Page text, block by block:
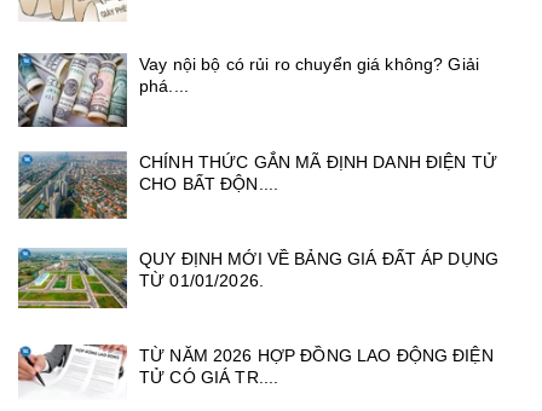
Vay nội bộ có rủi ro chuyển giá không? Giải
phá....
CHÍNH THỨC GẮN MÃ ĐỊNH DANH ĐIỆN TỬ
CHO BẤT ĐỘN....
QUY ĐỊNH MỚI VỀ BẢNG GIÁ ĐẤT ÁP DỤNG
TỪ 01/01/2026.
TỪ NĂM 2026 HỢP ĐỒNG LAO ĐỘNG ĐIỆN
TỬ CÓ GIÁ TR....